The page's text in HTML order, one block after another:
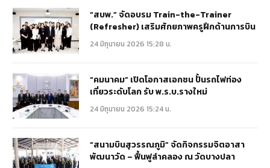
“สบพ.” จัดอบรม Train-the-Trainer
(Refresher) เสริมศักยภาพครูฝึกด้านการบิน
24 มิถุนายน 2026 15:28 น.
“คมนาคม” เปิดโอกาสเอกชน ปั้นรถไฟท่อง
เที่ยวระดับโลก รับ พ.ร.บ.รางใหม่
24 มิถุนายน 2026 15:24 น.
“สนามบินสุวรรณภูมิ” จัดกิจกรรมจิตอาสา
พัฒนาวัด – ฟื้นฟูลำคลอง ณ วัดบางปลา